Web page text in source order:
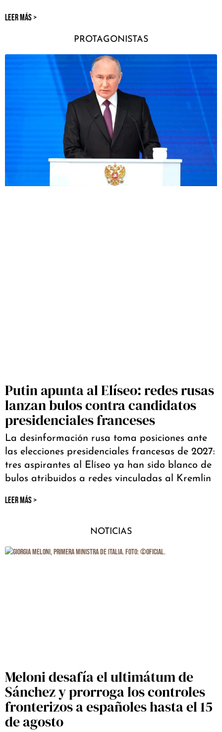
LEER MÁS >
PROTAGONISTAS
Putin apunta al Elíseo: redes rusas
lanzan bulos contra candidatos
presidenciales franceses
La desinformación rusa toma posiciones ante
las elecciones presidenciales francesas de 2027:
tres aspirantes al Elíseo ya han sido blanco de
bulos atribuidos a redes vinculadas al Kremlin
LEER MÁS >
NOTICIAS
Meloni desafía el ultimátum de
Sánchez y prorroga los controles
fronterizos a españoles hasta el 15
de agosto